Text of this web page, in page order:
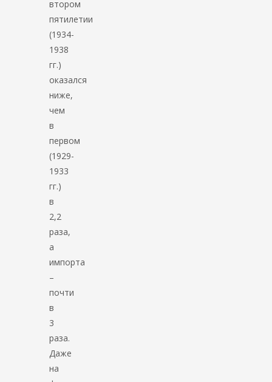
втором
пятилетии
(1934-
1938
гг.)
оказался
ниже,
чем
в
первом
(1929-
1933
гг.)
в
2,2
раза,
а
импорта
–
почти
в
3
раза.
Даже
на